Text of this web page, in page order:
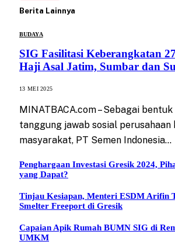
Berita Lainnya
BUDAYA
SIG Fasilitasi Keberangkatan
Haji Asal Jatim, Sumbar dan
13 MEI 2025
MINATBACA.com – Sebagai
tanggung jawab sosial perusahaan
masyarakat, PT Semen Indonesia…
Penghargaan Investasi Gresik 2024,
yang Dapat?
Tinjau Kesiapan, Menteri ESDM Arifin
Smelter Freeport di Gresik
Capaian Apik Rumah BUMN SIG di
UMKM